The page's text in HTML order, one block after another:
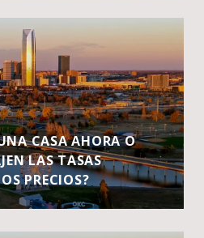
CASA AHORA O
LAS TASAS
PRECIOS?